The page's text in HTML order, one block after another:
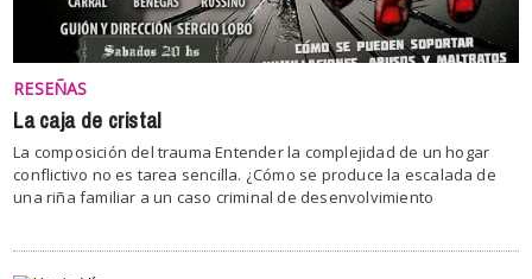
RESEÑAS
La caja de cristal
La composición del trauma Entender la complejidad de un hogar
conflictivo no es tarea sencilla. ¿Cómo se produce la escalada de
una riña familiar a un caso criminal de desenvolvimiento